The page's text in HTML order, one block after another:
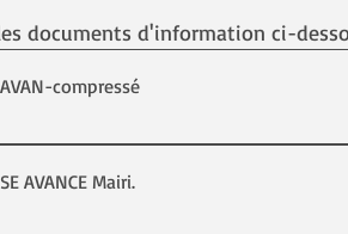
documents d'information ci-
compressé
AVANCE Mairi.